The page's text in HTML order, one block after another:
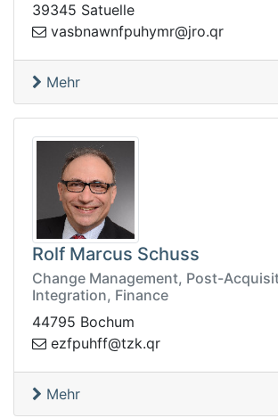
39345 Satuelle
rq.orj@r
myhupfnwanbsav
Mehr
Rolf Marcus Schuss
Change Management, Post-
Integration, Finance
44795 Bochum
rq.kzt@ffhupf
ze
Mehr